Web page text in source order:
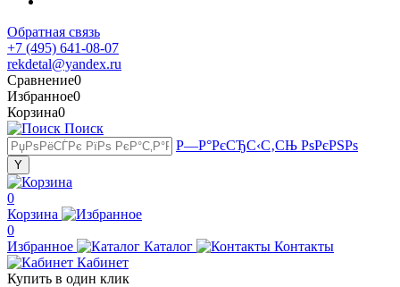
Обратная связь
+7 (495) 641-08-07
rekdetal@yandex.ru
Сравнение0
Избранное0
Корзина0
Поиск
Р—Р°РєСЂС‹С‚СЊ РѕРєРЅРѕ
0
Корзина
0
Избранное
Каталог
Контакты
Кабинет
Купить в один клик